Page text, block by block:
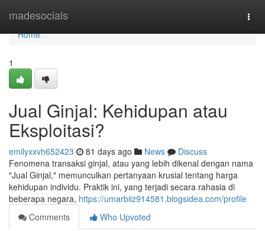
madesocials
Home
Home
1
Jual Ginjal: Kehidupan atau
Eksploitasi?
emilyxxvh652423 81 days ago News
Discuss
Fenomena transaksi ginjal, atau yang lebih dikenal dengan nama
"Jual Ginjal," memunculkan pertanyaan krusial tentang harga
kehidupan individu. Praktik ini, yang terjadi secara rahasia di
beberapa negara, https://umarbiiz914581.blogsidea.com/profile
Comments
Who Upvoted